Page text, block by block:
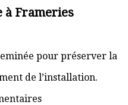
à Frameries
pour préserver la
de l’installation.